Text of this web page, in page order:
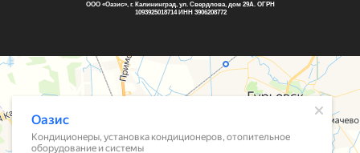
ООО «Оазис», г. Калининград, ул. Свердлова, дом 29А. ОГРН
1093925018714 ИНН 3906208772